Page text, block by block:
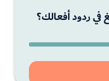
في ردود أفعالك؟